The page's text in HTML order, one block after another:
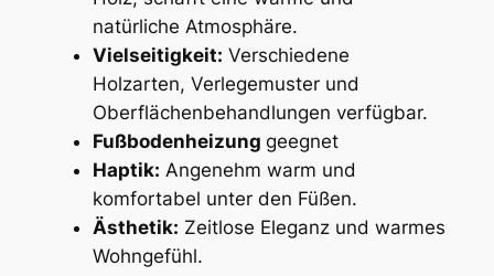
natürliche Atmosphäre.
Vielseitigkeit: Verschiedene
Holzarten, Verlegemuster und
Oberflächenbehandlungen verfügbar.
Fußbodenheizung geegnet
Haptik: Angenehm warm und
komfortabel unter den Füßen.
Ästhetik: Zeitlose Eleganz und warmes
Wohngefühl.